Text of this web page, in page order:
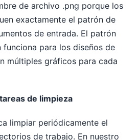
de archivo .png porque los
exactamente el patrón de
de entrada. El patrón
para los diseños de
múltiples gráficos para cada
de limpieza
limpiar periódicamente el
de trabajo. En nuestro